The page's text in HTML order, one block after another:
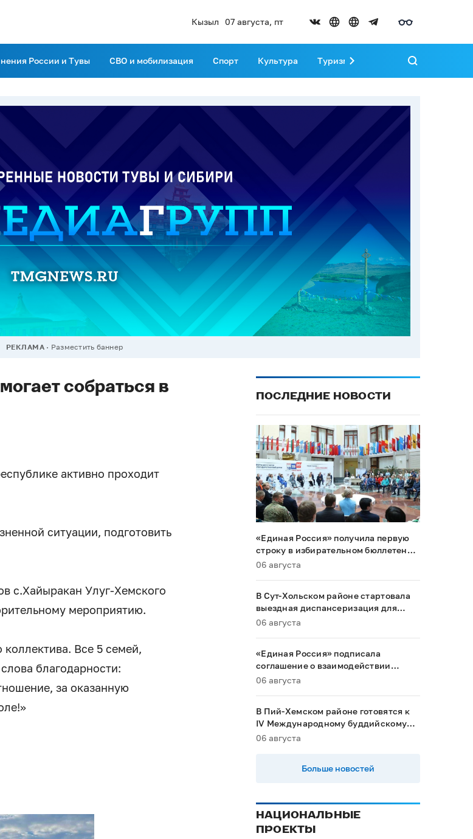
Кызыл 07 августа, пт
России и Тувы СВО и мобилизация Спорт Культура Туризм Развитие Тувы
РЕКЛАМА Разместить баннер
собраться в
активно проходит
ситуации, подготовить
с.Хайыракан Улуг-Хемского
мероприятию.
Все 5 семей,
благодарности:
за оказанную
ПОСЛЕДНИЕ НОВОСТИ
«Единая Россия» получила первую
строку в избирательном бюллетене
на выборах в Госдуму
06 августа
В Сут-Хольском районе стартовала
выездная диспансеризация для
маломобильных граждан
06 августа
«Единая Россия» подписала
соглашение о взаимодействии
между Общественной палатой РФ и
06 августа
В Пий-Хемском районе готовятся к
IV Международному буддийскому
форуму
06 августа
Больше новостей
НАЦИОНАЛЬНЫЕ
ПРОЕКТЫ